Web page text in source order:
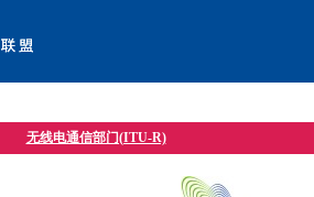
无线电通信部门(ITU-R)